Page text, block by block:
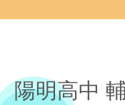
陽明高中